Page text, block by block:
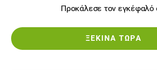
Προκάλεσε τον εγκέφαλό
ΞΕΚΊΝΑ ΤΏΡΑ